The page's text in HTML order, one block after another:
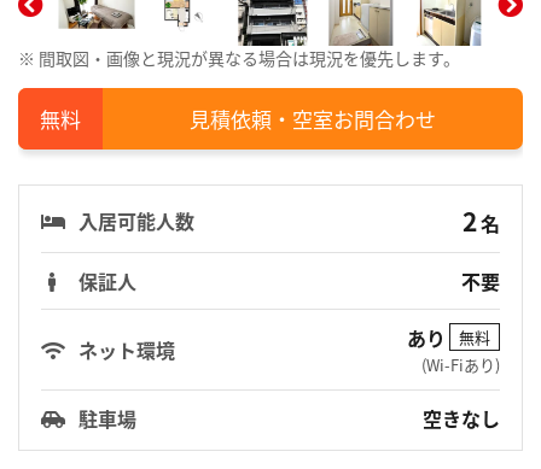
※ 間取図・画像と現況が異なる場合は現況を優先します。
見積依頼・空室お問合わせ
入居可能人数 2名
保証人
不要
ネット環境 あり
無料
(Wi-Fiあり)
駐車場 空きなし